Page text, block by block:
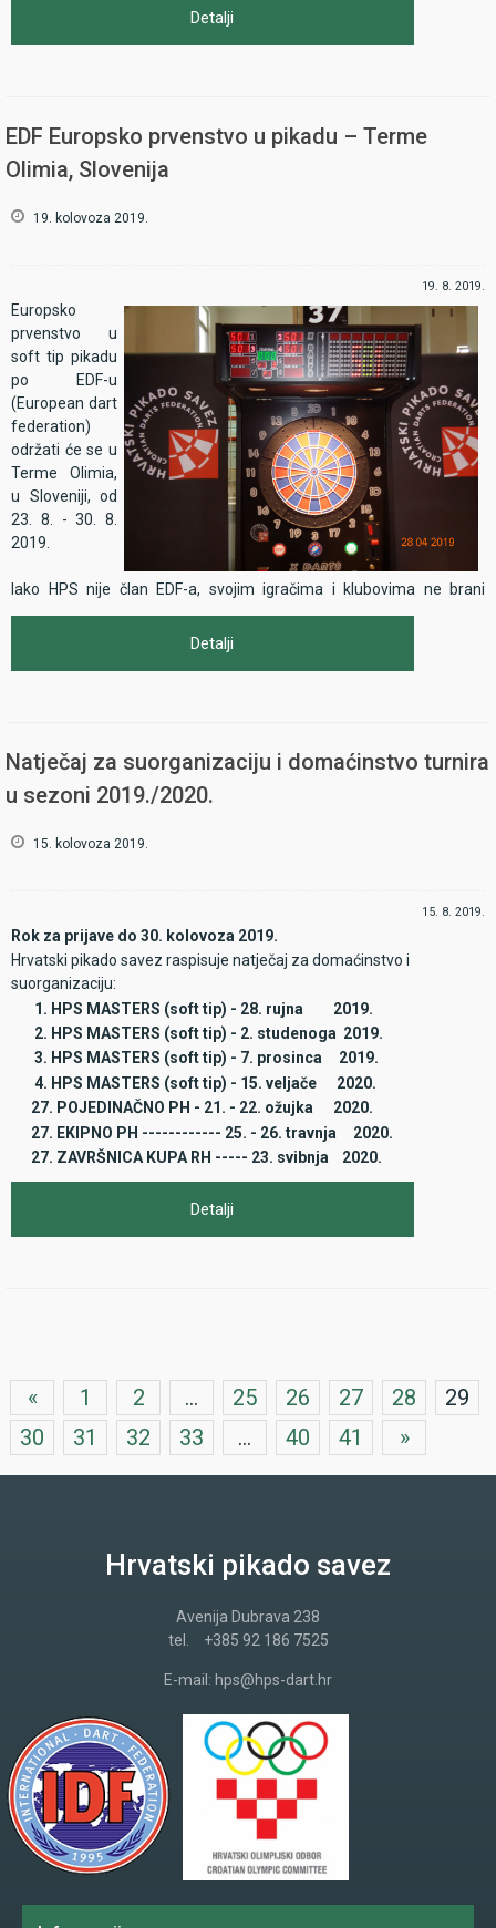
Kompletan raspored natjecanja,
u višem rangu (prema poretku na tablici nakon regularnog dijela ili
nakon doigravanja)
Detalji
EDF Europsko prvenstvo u pikadu – Terme
Olimia, Slovenija
19. kolovoza 2019.
19. 8. 2019.
Europsko
prvenstvo u
soft tip pikadu
po EDF-u
(European dart
federation)
održati će se u
Terme Olimia,
u Sloveniji, od
23. 8. - 30. 8.
2019.
Iako HPS nije član EDF-a, svojim igračima i klubovima ne brani
nastup na istom, već naprotiv - podržava i poziva na što brojniji
nastup svih hrvatskih predstavnika, pojedinaca kao i klubova.
Detalji
Natječaj za suorganizaciju i domaćinstvo turnira
u sezoni 2019./2020.
15. kolovoza 2019.
15. 8. 2019.
Rok za prijave do 30. kolovoza 2019.
Hrvatski pikado savez raspisuje natječaj za domaćinstvo i
suorganizaciju:
1. HPS MASTERS (soft tip) - 28. rujna 2019.
2. HPS MASTERS (soft tip) - 2. studenoga 2019.
3. HPS MASTERS (soft tip) - 7. prosinca 2019.
4. HPS MASTERS (soft tip) - 15. veljače 2020.
27. POJEDINAČNO PH - 21. - 22. ožujka 2020.
27. EKIPNO PH ------------ 25. - 26. travnja 2020.
27. ZAVRŠNICA KUPA RH ----- 23. svibnja 2020.
Detalji
« 1 2 ... 25 26 27 28
29
30
31 32 33 ... 40 41 »
Hrvatski pikado savez
Avenija Dubrava 238
tel.
+385 92 186 7525
E-mail: hps@hps-dart.hr